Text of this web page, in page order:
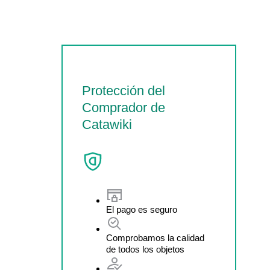
Protección del
Comprador de
Catawiki
El pago es seguro
Comprobamos la calidad
de todos los objetos